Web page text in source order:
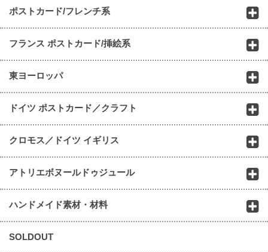
ポストカード/フレンチ系
フランス ポストカード/挿絵系
東ヨーロッパ
ドイツ ポストカード／クラフト
クロモス／ドイツ イギリス
アトリエボヌールドゥジュール
ハンドメイド素材・材料
SOLDOUT